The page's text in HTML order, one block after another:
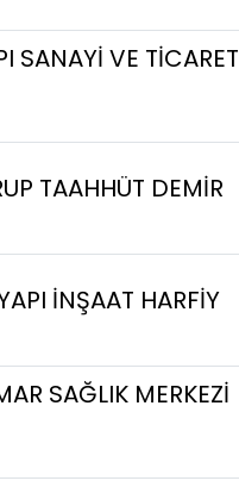
SANAYİ VE TİCARET
TAAHHÜT DEMİR
İNŞAAT HARFİY
SAĞLIK MERKEZİ